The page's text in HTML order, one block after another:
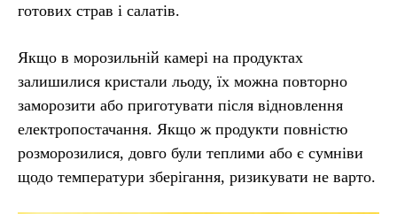
готових страв і салатів.
Якщо в морозильній камері на продуктах
залишилися кристали льоду, їх можна повторно
заморозити або приготувати після відновлення
електропостачання. Якщо ж продукти повністю
розморозилися, довго були теплими або є сумніви
щодо температури зберігання, ризикувати не варто.